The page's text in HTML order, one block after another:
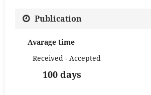
Publication
Avarage time
Received - Accepted
100 days